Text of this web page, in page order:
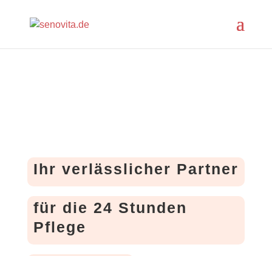
Ihr verlässlicher Partner
für die 24 Stunden
Pflege